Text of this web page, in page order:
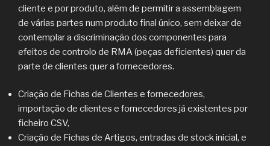
cliente e por produto, além de permitir a assemblagem
de várias partes num produto final único, sem deixar de
contemplar a discriminação dos componentes para
efeitos de controlo de RMA (peças deficientes) quer da
parte de clientes quer a fornecedores.
Criação de Fichas de Clientes e fornecedores,
importação de clientes e fornecedores já existentes por
ficheiro CSV,
Criação de Fichas de Artigos, entradas de stock inicial, e